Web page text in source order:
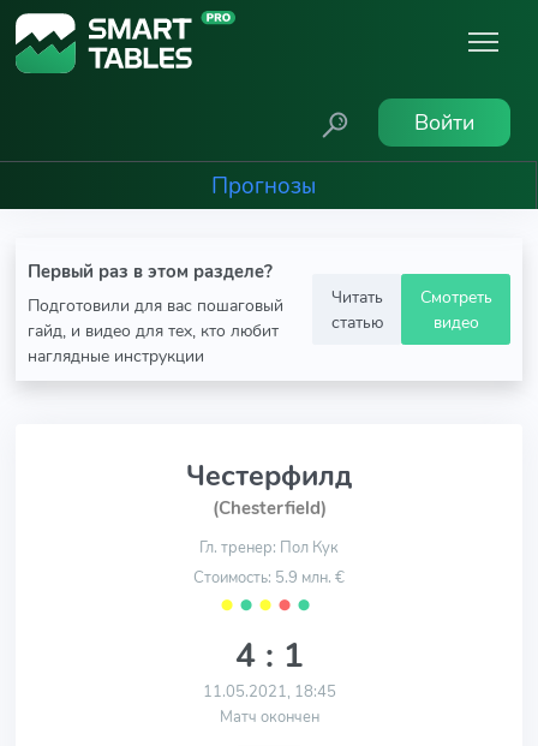
Войти
Прогнозы
Первый раз в этом разделе?
Подготовили для вас пошаговый
гайд, и видео для тех, кто любит
наглядные инструкции
Читать
статью
Смотреть
видео
Честерфилд
(Chesterfield)
Гл. тренер: Пол Кук
Стоимость: 5.9 млн. €
⬤ ⬤ ⬤ ⬤ ⬤
4 : 1
11.05.2021, 18:45
Матч окончен